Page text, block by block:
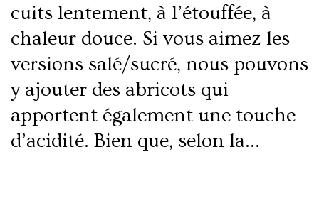
cuits lentement, à l’étouffée, à
chaleur douce. Si vous aimez les
versions salé/sucré, nous pouvons
y ajouter des abricots qui
apportent également une touche
d’acidité. Bien que, selon la…